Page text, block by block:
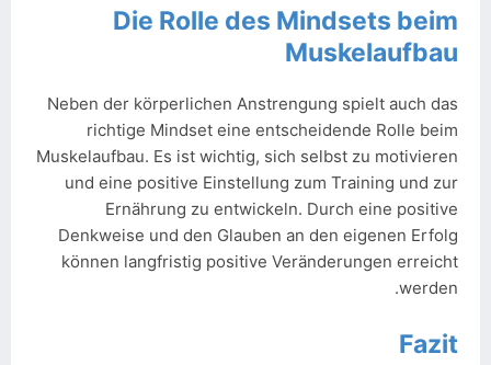
Die Rolle des Mindsets beim
Muskelaufbau
Neben der körperlichen Anstrengung spielt auch das
richtige Mindset eine entscheidende Rolle beim
Muskelaufbau. Es ist wichtig, sich selbst zu motivieren
und eine positive Einstellung zum Training und zur
Ernährung zu entwickeln. Durch eine positive
Denkweise und den Glauben an den eigenen Erfolg
können langfristig positive Veränderungen erreicht
werden.
Fazit